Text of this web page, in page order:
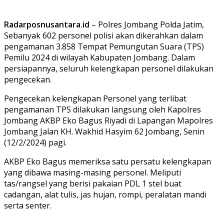
Radarposnusantara.id – Polres Jombang Polda Jatim,
Sebanyak 602 personel polisi akan dikerahkan dalam
pengamanan 3.858 Tempat Pemungutan Suara (TPS)
Pemilu 2024 di wilayah Kabupaten Jombang. Dalam
persiapannya, seluruh kelengkapan personel dilakukan
pengecekan.
Pengecekan kelengkapan Personel yang terlibat
pengamanan TPS dilakukan langsung oleh Kapolres
Jombang AKBP Eko Bagus Riyadi di Lapangan Mapolres
Jombang Jalan KH. Wakhid Hasyim 62 Jombang, Senin
(12/2/2024) pagi.
AKBP Eko Bagus memeriksa satu persatu kelengkapan
yang dibawa masing-masing personel. Meliputi
tas/rangsel yang berisi pakaian PDL 1 stel buat
cadangan, alat tulis, jas hujan, rompi, peralatan mandi
serta senter.